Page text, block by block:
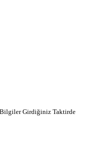
Bilgiler Girdiğiniz Taktirde